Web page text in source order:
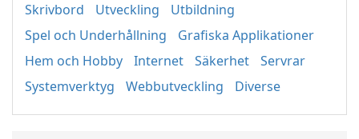
Skrivbord
Utveckling
Utbildning
Spel och Underhållning
Grafiska Applikationer
Hem och Hobby
Internet Säkerhet
Servrar
Systemverktyg
Webbutveckling Diverse